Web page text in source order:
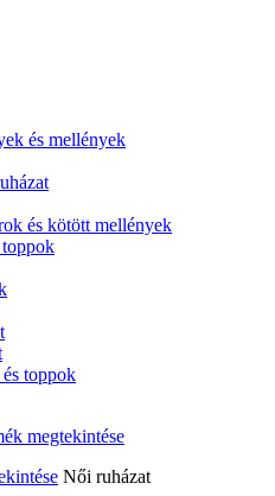
és mellények
és kötött mellények
toppok
Női ruházat